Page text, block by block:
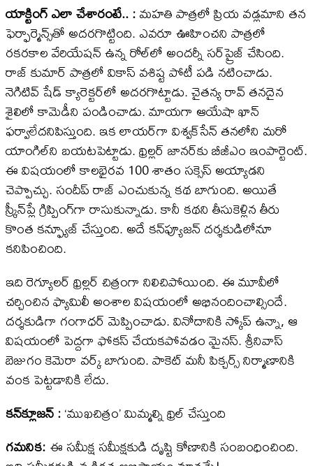
యాక్టింగ్ ఎలా చేశారంటే.. :మహతి పాత్రలో ప్రియ వడ్లమాని తన
ఫెర్ఫార్మెన్స్‌తో అదరగొట్టింది. ఎవరూ ఊహించని పాత్రలో
రకరకాల వేరియేషన్ ఉన్న రోల్‌లో అందర్నీ సర్‌ప్రైజ్ చేసింది.
రాజ్ కుమార్ పాత్రలో వికాస్ వశిష్ట పోటీ పడి నటించాడు.
నెగిటివ్ షేడ్ క్యారెక్టర్‌లో అదరగొట్టాడు. చైతన్య రావ్ తనదైన
శైలిలో కామెడీని పండించాడు. మాయగా ఆయేషా ఖాన్
ఫర్వాలేదనిపిస్తుంది. ఇక లాయర్​గా విశ్వక్​సేన్ తనలోని మరో
యాంగిల్​ని బయటపెట్టాడు. థ్రిల్లర్ జానర్​కు బీజీఎం ఇంపార్టెంట్.
ఈ విషయంలో కాలభైరవ 100 శాతం సక్సెస్ అయ్యాడని
చెప్పొచ్చు. సందీప్‌ రాజ్‌ ఎంచుకున్న కథ బాగుంది. అయితే
స్క్రీన్‌ప్లే గ్రిప్పింగ్‌గా రాసుకున్నాడు. కానీ కథని తీసుకెళ్లిన తీరు
కొంత కన్ఫ్యూజ్‌ చేస్తుంది. అదే కన్‌ఫ్యూజన్‌ దర్శకుడిలోనూ
కనిపించింది.
ఇది రెగ్యూలర్‌ థ్రిల్లర్‌ చిత్రంగా నిలిచిపోయింది. ఈ మూవీలో
చర్చించిన ఫ్యామిలీ అంశాల విషయంలో అభినందించాల్సిందే.
దర్శకుడిగా గంగాధర్‌ మెప్పించాడు. వినోదానికి స్కోప్‌ ఉన్నా, ఆ
విషయంలో పెద్దగా ఫోకస్‌ చేయకపోవడం మైనస్‌. శ్రీనివాస్‌
బెజుగం కెమెరా వర్క్ బాగుంది. పాకెట్‌ మనీ పిక్చర్స్ నిర్మాణానికి
వంక పెట్టడానికి లేదు.
కన్​క్లూజన్​ :‘ముఖచిత్రం’ మిమ్మల్ని థ్రిల్ చేస్తుంది
గమనిక:ఈ సమీక్ష సమీక్షకుడి దృష్టి కోణానికి సంబంధించింది.